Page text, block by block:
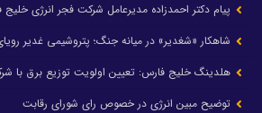
پیام دکتر احمدزاده مدیرعامل شرکت فجر انرژی
شاهکار «شغدیر» در میانه جنگ؛ پتروشیمی غدیر رویای
هلدینگ خلیج فارس: تعیین اولویت توزیع برق با
توضیح مبین انرژی در خصوص رای شورای رقابت